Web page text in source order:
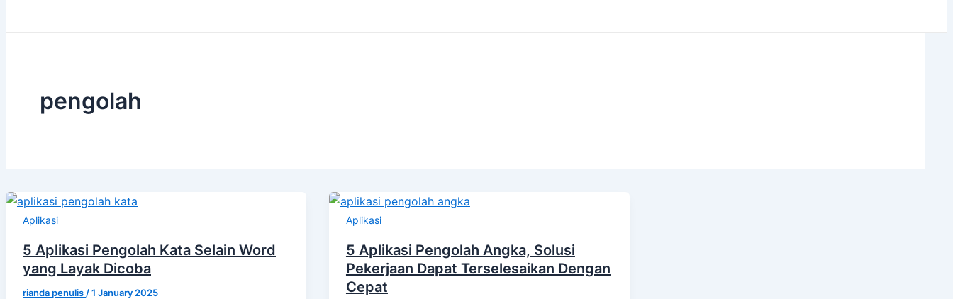
pengolah
Aplikasi
5 Aplikasi Pengolah Kata Selain Word
yang Layak Dicoba
rianda penulis /1 January 2025
Aplikasi
5 Aplikasi Pengolah Angka, Solusi
Pekerjaan Dapat Terselesaikan Dengan
Cepat